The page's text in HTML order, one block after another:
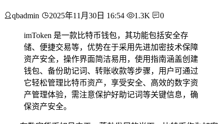
qbadmin 2025年11月30日 16:54 1.3K 0
imToken 是一款比特币钱包，其功能包括安全存
储、便捷交易等，优势在于采用先进加密技术保障
资产安全，操作界面简洁易用，使用指南涵盖创建
钱包、备份助记词、转账收款等步骤，用户可通过
它轻松管理比特币资产，享受安全、高效的数字资
产管理体验，需注意保护好助记词等关键信息，确
保资产安全。